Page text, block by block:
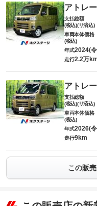
アトレー
支払総額
(税込)(リ済込)
車両本体価格
(税込)
年式2024(
走行2.2万
アトレー
支払総額
(税込)(リ済込)
車両本体価格
(税込)
年式2026(
走行9km
この販